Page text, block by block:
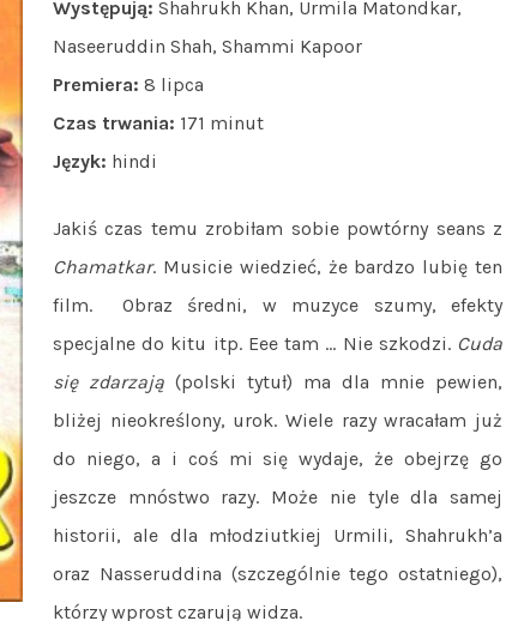
Występują: Shahrukh Khan, Urmila Matondkar,
Naseeruddin Shah, Shammi Kapoor
Premiera: 8 lipca
Czas trwania: 171 minut
Język: hindi
Jakiś czas temu zrobiłam sobie powtórny seans z
Chamatkar. Musicie wiedzieć, że bardzo lubię ten
film. Obraz średni, w muzyce szumy, efekty
specjalne do kitu itp. Eee tam … Nie szkodzi. Cuda
się zdarzają (polski tytuł) ma dla mnie pewien,
bliżej nieokreślony, urok. Wiele razy wracałam już
do niego, a i coś mi się wydaje, że obejrzę go
jeszcze mnóstwo razy. Może nie tyle dla samej
historii, ale dla młodziutkiej Urmili, Shahrukh’a
oraz Nasseruddina (szczególnie tego ostatniego),
którzy wprost czarują widza.